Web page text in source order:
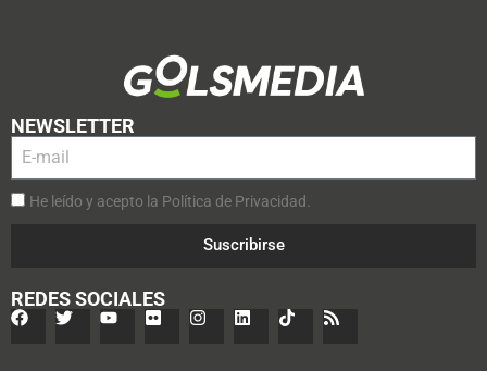
NEWSLETTER
He leído y acepto la Política de Privacidad.
Suscribirse
REDES SOCIALES